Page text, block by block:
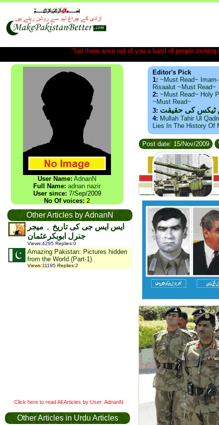
"Let there arise out of you a band of people
User Name: AdnanN
Full Name: adnan nazir
User since: 7/Sep/2009
No Of voices: 2
Other Articles by AdnanN
ایس ایس جی کی تاریخ ۔ میجر
جنرل ابوبکرعثمان
Views:4295 Replies:0
Amazing Pakistan: Pictures hidden
from the World (Part-1)
Views:11195 Replies:2
Click here to read All Articles by User: AdnanN
Other Articles in Urdu Articles
Editor's Pick
1: ~Must Read~
Risaalut ~Must Read~
2: ~Must Read~ Holy
~Must Read~
3: ٹیکس کی حقیقت
4: Mullah Tahir Ul
Lies In The History Of
Post date: 15/Nov/2009